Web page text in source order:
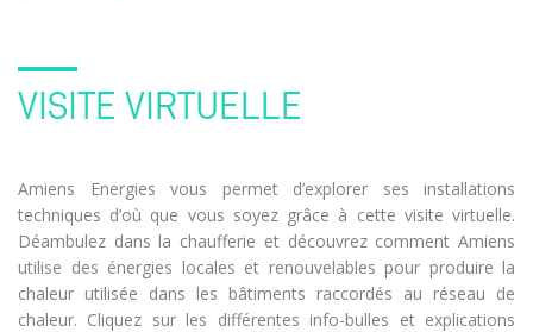
VISITE VIRTUELLE
Amiens Energies vous permet d’explorer ses installations
techniques d’où que vous soyez grâce à cette visite virtuelle.
Déambulez dans la chaufferie et découvrez comment Amiens
utilise des énergies locales et renouvelables pour produire la
chaleur utilisée dans les bâtiments raccordés au réseau de
chaleur. Cliquez sur les différentes info-bulles et explications